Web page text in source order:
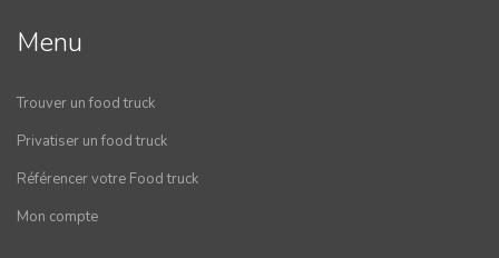
Menu
Trouver un food truck
Privatiser un food truck
Référencer votre Food truck
Mon compte